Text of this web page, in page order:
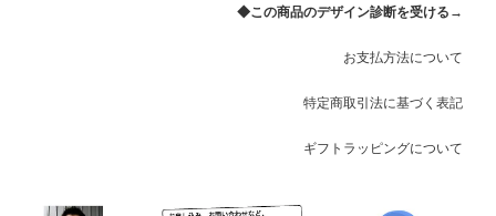
◆この商品のデザイン診断を受ける→
お支払方法について
特定商取引法に基づく表記
ギフトラッピングについて